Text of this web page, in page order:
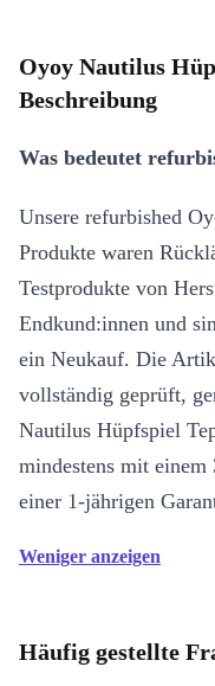
Oyoy Nautilus
Beschreibung
Was bedeutet
Unsere refurbished
Produkte waren
Testprodukte von
Endkund:innen und
ein Neukauf. Die
vollständig geprüft,
Nautilus Hüpfspiel
mindestens mit einem
einer 1-jährigen
Weniger anzeigen
Häufig gestellte